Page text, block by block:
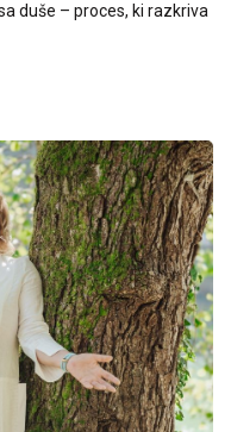
duše – proces, ki razkriva